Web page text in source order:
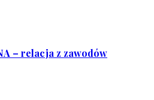
– relacja z zawodów